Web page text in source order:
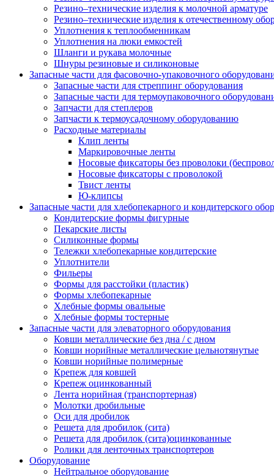
Резино–технические изделия к молочной арматуре
Резино–технические изделия к отечественному
Уплотнения к теплообменникам
Уплотнения на люки емкостей
Шланги и рукава молочные
Шнуры резиновые и силиконовые
Запасные части для фасовочно-упаковочного
Запасные части для стреппинг оборудования
Запасные части для термоупаковочного
Запчасти для степлеров
Запчасти к термоусадочному оборудованию
Расходные материалы
Клип ленты
Маркировочные ленты
Носовые фиксаторы без проволоки
Носовые фиксаторы с проволокой
Твист ленты
Ю-клипсы
Запасные части для хлебопекарного и кондитерского
Кондитерские формы фигурные
Пекарские листы
Силиконные формы
Тележки хлебопекарные кондитерские
Уплотнители
Фильеры
Формы для расстойки (пластик)
Формы хлебопекарные
Хлебные формы овальные
Хлебные формы тостерные
Запасные части для элеваторного оборудования
Ковши металлические без дна / с дном
Ковши норийные металлические цельнотянутые
Ковши норийные полимерные
Крепеж для ковшей
Крепеж оцинкованный
Лента норийная (транспортерная)
Молотки дробильные
Оси для дробилок
Решета для дробилок (сита)
Решета для дробилок (сита)оцинкованные
Ролики для ленточных транспортеров
Оборудование
Нейтральное оборудование